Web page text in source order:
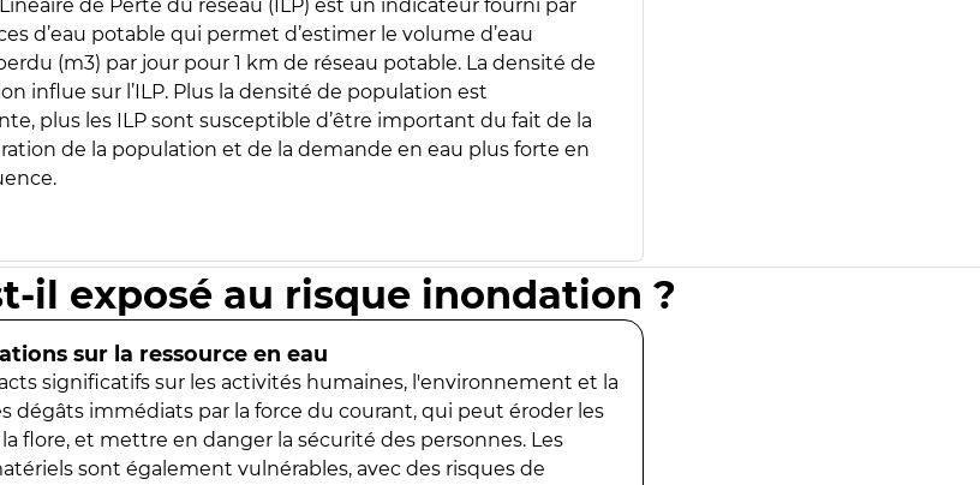
Linéaire de Perte du réseau (ILP) est un indicateur fourni par
d’eau potable qui permet d’estimer le volume d’eau
(m3) par jour pour 1 km de réseau potable. La densité de
influe sur l’ILP. Plus la densité de population est
plus les ILP sont susceptible d’être important du fait de la
de la population et de la demande en eau plus forte en
il exposé au risque inondation ?
sur la ressource en eau
significatifs sur les activités humaines, l'environnement et la
dégâts immédiats par la force du courant, qui peut éroder les
flore, et mettre en danger la sécurité des personnes. Les
sont également vulnérables, avec des risques de